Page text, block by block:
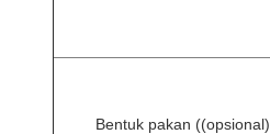
Bentuk pakan ((opsional)